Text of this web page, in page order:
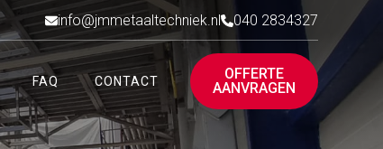
info@jmmetaaltechniek.nl 040 2834327
FAQ CONTACT
OFFERTE
AANVRAGEN